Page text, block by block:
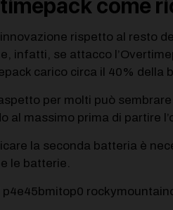
come
innovazione rispetto al resto
infatti, se attacco
carico circa il 40% della
per molti può
al massimo prima di partire
la seconda batteria è
le batterie.